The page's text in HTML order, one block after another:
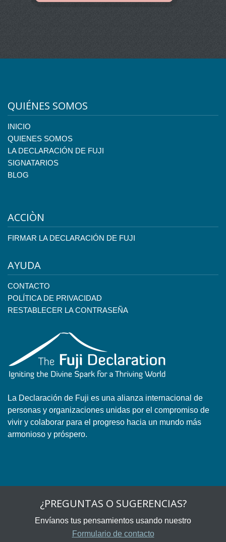
QUIÉNES SOMOS
INICIO
QUIENES SOMOS
LA DECLARACIÓN DE FUJI
SIGNATARIOS
BLOG
ACCIÒN
FIRMAR LA DECLARACIÓN DE FUJI
AYUDA
CONTACTO
POLÍTICA DE PRIVACIDAD
RESTABLECER LA CONTRASEÑA
La Declaración de Fuji es una alianza internacional de
personas y organizaciones unidas por el compromiso de
vivir y colaborar para el progreso hacia un mundo más
armonioso y próspero.
¿PREGUNTAS O SUGERENCIAS?
Envíanos tus pensamientos usando nuestro
Formulario de contacto